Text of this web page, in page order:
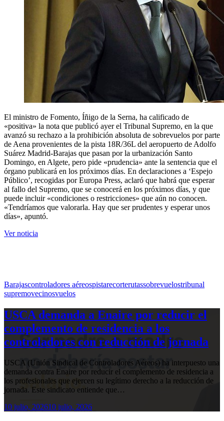
El ministro de Fomento, Íñigo de la Serna, ha calificado de
«positiva» la nota que publicó ayer el Tribunal Supremo, en la que
avanzó su rechazo a la prohibición absoluta de sobrevuelos por parte
de Aena provenientes de la pista 18R/36L del aeropuerto de Adolfo
Suárez Madrid-Barajas que pasan por la urbanización Santo
Domingo, en Algete, pero pide «prudencia» ante la sentencia que el
órgano publicará en los próximos días. En declaraciones a ‘Espejo
Público’, recogidas por Europa Press, aclaró que habrá que esperar
al fallo del Supremo, que se conocerá en los próximos días, y que
puede incluir «condiciones o restricciones» que aún no conocen.
«Tendríamos que valorarla. Hay que ser prudentes y esperar unos
días», apuntó.
Ver noticia
Barajascontroladores aéreospistarecorterutassobrevuelostribunal
supremovecinosvuelos
USCA demanda a Enaire por reducir el
complemento de residencia a los
controladores con reducción de jornada
USCA (Unión Sindical de Controladores Aéreos) ha interpuesto una
demanda contra Enaire por reducir el complemento de residencia a
los profesionales que ejercen su legítimo derecho a la reducción de
jornada. Este sindicato entiende que…
10 julio, 202610 julio, 2026